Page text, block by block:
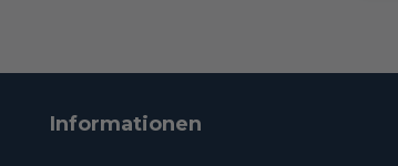
Informationen